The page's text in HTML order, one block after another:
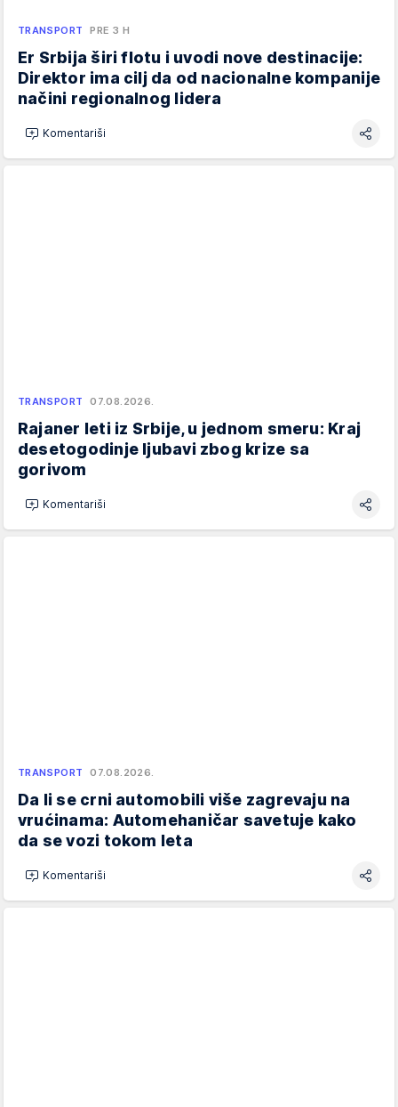
TRANSPORT PRE 3 H
Er Srbija širi flotu i uvodi nove destinacije:
Direktor ima cilj da od nacionalne kompanije
načini regionalnog lidera
Komentariši
TRANSPORT 07.08.2026.
Rajaner leti iz Srbije, u jednom smeru: Kraj
desetogodinje ljubavi zbog krize sa
gorivom
Komentariši
TRANSPORT 07.08.2026.
Da li se crni automobili više zagrevaju na
vrućinama: Automehaničar savetuje kako
da se vozi tokom leta
Komentariši